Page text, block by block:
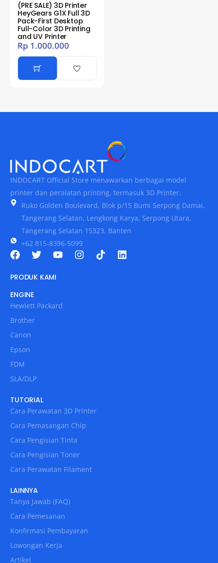
(PRE SALE) 3D Printer
HeyGears G1X Full 3D
Pack-First Desktop
Full-Color 3D Printing
and UV Printer
Rp 1.000.000
INDOCART Official Store menawarkan berbagai model
printer dan peralatan printing, termasuk 3D Printer.
Ruko Golden Boulevard, Blok p/15 Bumi Serpong Damai,
Tangerang Selatan, Lengkong Karya, Serpong Utara,
Tangerang Selatan 15323, Banten
+62 815-8396-5099
PRODUK KAMI
ENGINE
Hewlett Packard
Brother
Canon
Epson
FDM
SLA/DLP
TUTORIAL
Cara Perawatan 3D Printer
Cara Pemasangan Chip
Cara Pengisian Tinta
Cara Pengisian Toner
Cara Perawatan Filament
LAINNYA
Tanya Jawab (FAQ)
Cara Pemesanan
Konfirmasi Pembayaran
Lowongan Kerja
Artikel